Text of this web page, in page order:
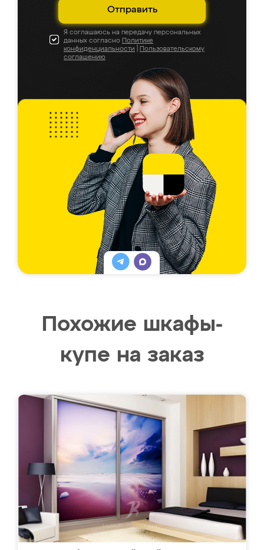
Отправить
Я соглашаюсь на передачу персональных
данных согласно Политике
конфиденциальности
Пользовательскому
соглашению
Похожие шкафы-
купе на заказ